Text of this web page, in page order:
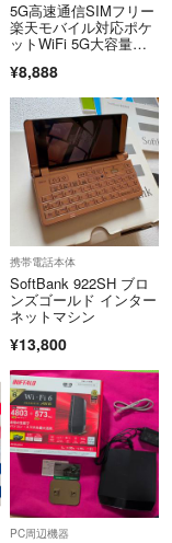
5G高速通信SIMフリー
楽天モバイル対応ポケ
ットWiFi 5G大容量バ
¥8,888
携帯電話本体
SoftBank 922SH ブロ
ンズゴールド インター
ネットマシン
¥13,800
PC周辺機器